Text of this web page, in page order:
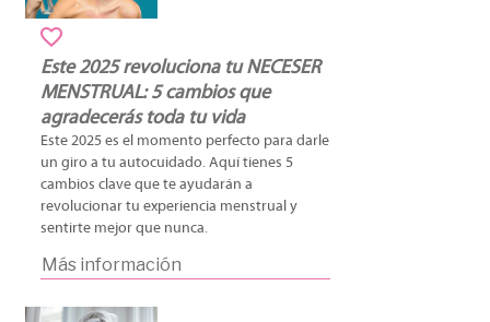
Este 2025 revoluciona tu NECESER
MENSTRUAL: 5 cambios que
agradecerás toda tu vida
Este 2025 es el momento perfecto para darle
un giro a tu autocuidado. Aquí tienes 5
cambios clave que te ayudarán a
revolucionar tu experiencia menstrual y
sentirte mejor que nunca.
Más información